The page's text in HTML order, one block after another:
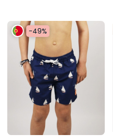
-49%